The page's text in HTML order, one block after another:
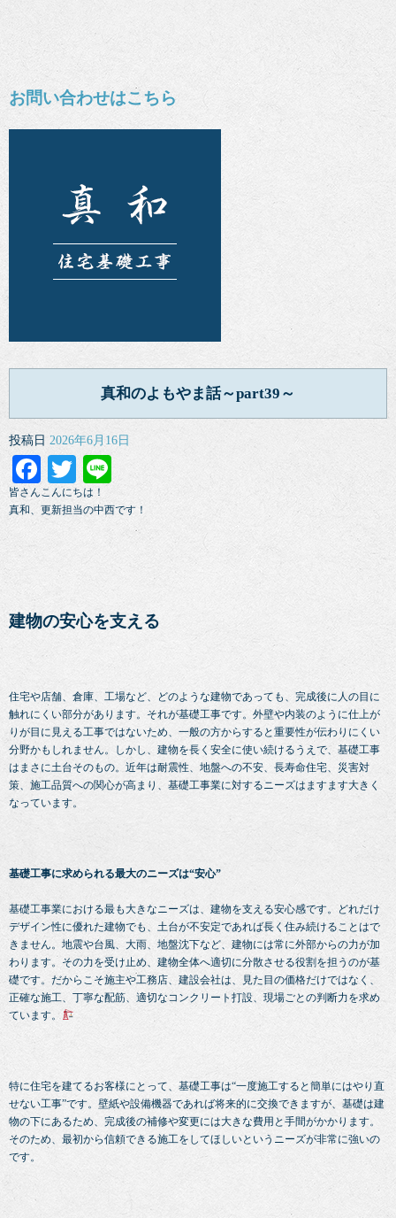
お問い合わせはこちら
真和のよもやま話～part39～
投稿日 2026年6月16日
Facebook
Twitter
皆さんこんにちは！
真和、更新担当の中西です！
建物の安心を支える
住宅や店舗、倉庫、工場など、どのような建物であっても、完成後に人の目に
触れにくい部分があります。それが基礎工事です。外壁や内装のように仕上が
りが目に見える工事ではないため、一般の方からすると重要性が伝わりにくい
分野かもしれません。しかし、建物を長く安全に使い続けるうえで、基礎工事
はまさに土台そのもの。近年は耐震性、地盤への不安、長寿命住宅、災害対
策、施工品質への関心が高まり、基礎工事業に対するニーズはますます大きく
なっています。
基礎工事に求められる最大のニーズは“安心”
基礎工事業における最も大きなニーズは、建物を支える安心感です。どれだけ
デザイン性に優れた建物でも、土台が不安定であれば長く住み続けることはで
きません。地震や台風、大雨、地盤沈下など、建物には常に外部からの力が加
わります。その力を受け止め、建物全体へ適切に分散させる役割を担うのが基
礎です。だからこそ施主や工務店、建設会社は、見た目の価格だけではなく、
正確な施工、丁寧な配筋、適切なコンクリート打設、現場ごとの判断力を求め
ています。
特に住宅を建てるお客様にとって、基礎工事は“一度施工すると簡単にはやり直
せない工事”です。壁紙や設備機器であれば将来的に交換できますが、基礎は建
物の下にあるため、完成後の補修や変更には大きな費用と手間がかかります。
そのため、最初から信頼できる施工をしてほしいというニーズが非常に強いの
です。